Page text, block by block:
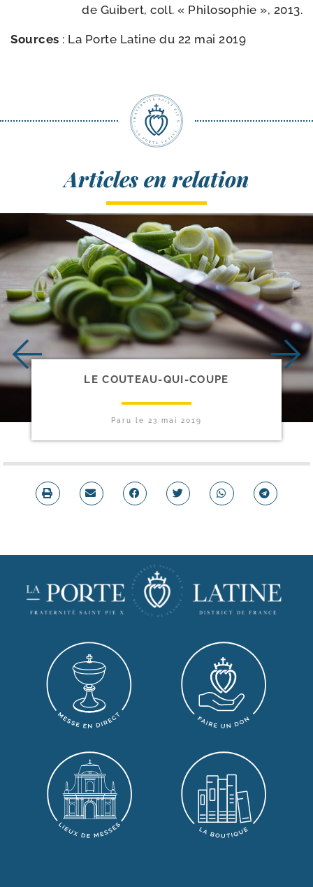
de Guibert, coll. « Philosophie », 2013.
Sources : La Porte Latine du 22 mai 2019
Articles en relation
LE COUTEAU-​QUI-​COUPE
Paru le 23 mai 2019